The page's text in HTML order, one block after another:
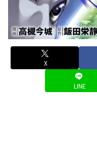
X
LINE